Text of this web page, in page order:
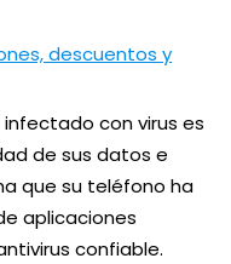
descuentos y
con virus es
de sus datos e
que su teléfono ha
aplicaciones
confiable.